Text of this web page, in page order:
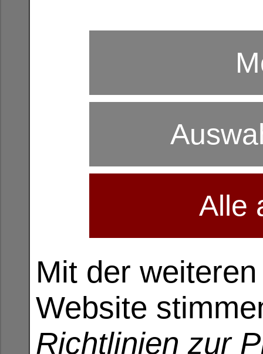
Sicherstellung eines
Sicherstellung einer
Auswertung der
Die Verarbeitung Ihrer
Wir verwenden Ihre Daten nicht, um
Anonyme Informationen dieser Art
optimieren.
Cookies können nicht verwendet
enthaltenen Informationen können
Daten hergestellt.
Cookies akzeptieren. Im
verwenden Sie die Hilfefunktionen
einzelne Funktionen unserer Website
SSL-Verschlüsselung
Um die Sicherheit Ihrer Daten
Verschlüsselungsverfahren (z. B.
Kontaktformular
Alle
Mit der
Website
Richtlinien zur